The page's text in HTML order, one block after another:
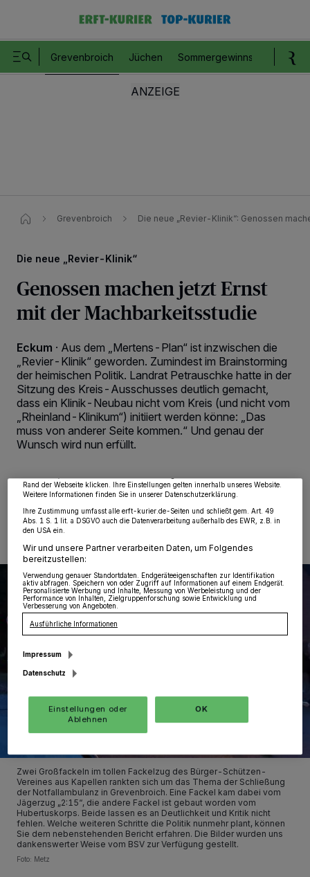
Grevenbroich Jüchen Sommergewinnspiel
Grevenbroich Die neue „Revier-Klinik“: Genossen
Die neue „Revier-Klinik“
Genossen machen jetzt Ernst
mit der Machbarkeitsstudie
Eckum · Aus dem „Mertens-Plan“ ist inzwischen die
„Revier-Klinik“ geworden. Zumindest im Brainstorming
der heimischen Politik. Landrat Petrauschke hatte in der
Sitzung des Kreis-Ausschusses deutlich gemacht,
dass ein Klinik-Neubau nicht vom Kreis (und nicht vom
„Rheinland-Klinikum“) initiiert werden könne: „Das
muss von anderer Seite kommen.“ Und genau der
Wunsch wird nun erfüllt.
Zwei Großfackeln im tollen Fackelzug des Bürger-Schützen-
Vereines aus Kapellen rankten sich um das Thema der Schließung
der Notfallambulanz in Grevenbroich. Eine Fackel kam dabei vom
Jägerzug „2:15“, die andere Fackel ist gebaut worden vom
Hubertuskorps. Beide lassen es an Deutlichkeit und Kritik nicht
fehlen. Welche weiteren Schritte die Politik nunmehr plant, können
Sie dem nebenstehenden Bericht erfahren. Die Bilder wurden uns
dankenswerter Weise vom BSV zur Verfügung gestellt.
Foto: Metz
Wir und unsere 218
-Partner speichern und greifen auf personenbezogene Daten
wie Browserdaten oder eindeutige Kennungen auf Ihrem Gerät zu. Durch Auswahl
von OK aktivieren Sie Tracking-Technologien für die unter „Wir und unsere
Partner verarbeiten Daten, um Ihnen Dienste bereitzustellen“ aufgeführten
Zwecke. Wenn Tracker deaktiviert sind, sind manche Inhalte und Anzeigen
Rand der Webseite klicken. Ihre Einstellungen gelten innerhalb unseres Website.
Weitere Informationen finden Sie in unserer Datenschutzerklärung.
Ihre Zustimmung umfasst alle erft-kurier.de-Seiten und schließt gem. Art. 49
Abs. 1 S. 1 lit. a DSGVO auch die Datenverarbeitung außerhalb des EWR, z.B. in
den USA ein.
Wir und unsere Partner verarbeiten Daten, um Folgendes
bereitzustellen:
Verwendung genauer Standortdaten. Endgeräteeigenschaften zur Identifikation
aktiv abfragen. Speichern von oder Zugriff auf Informationen auf einem Endgerät.
Personalisierte Werbung und Inhalte, Messung von Werbeleistung und der
Performance von Inhalten, Zielgruppenforschung sowie Entwicklung und
Verbesserung von Angeboten.
Ausführliche Informationen
Impressum
Datenschutz
Einstellungen oder
Ablehnen
OK